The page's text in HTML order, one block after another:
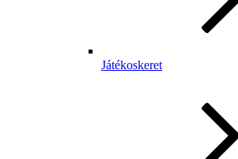
Játékoskeret